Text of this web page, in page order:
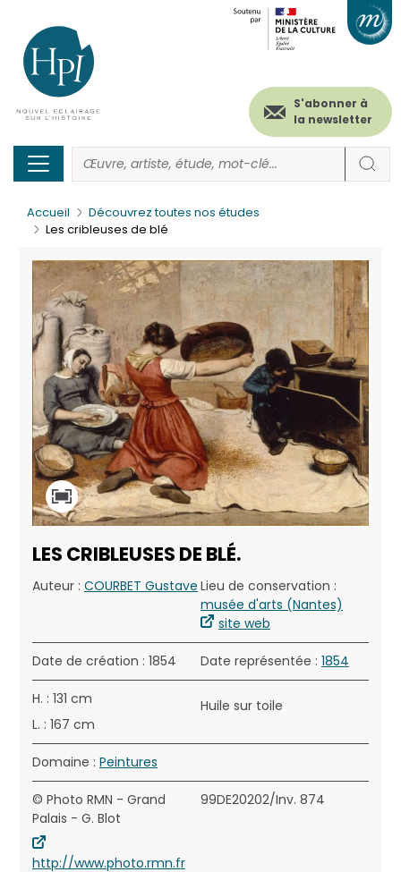
contenu
principal
Menu
secondaire
(header)
S'abonner à
la newsletter
Accueil
Découvrez toutes nos études
Les cribleuses de blé
LES CRIBLEUSES DE BLÉ.
Auteur : COURBET Gustave Lieu de conservation :
musée d'arts (Nantes)
site web
Date de création : 1854 Date représentée : 1854
H. : 131 cm
L. : 167 cm
Huile sur toile
Domaine : Peintures
© Photo RMN - Grand
Palais - G. Blot
http://www.photo.rmn.fr
99DE20202/Inv. 874